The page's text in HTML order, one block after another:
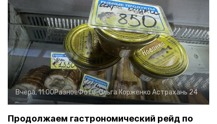
Вчера, 11:00РазноеФото:Ольга Корженко Астрахань 24
Продолжаем гастрономический рейд по